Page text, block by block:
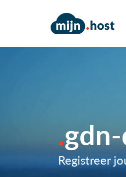
Registreer